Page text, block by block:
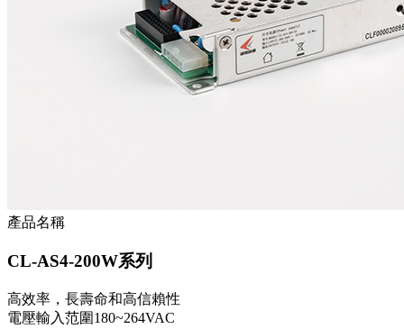
產品名稱
CL-AS4-200W系列
高效率，長壽命和高信賴性
電壓輸入范圍180~264VAC